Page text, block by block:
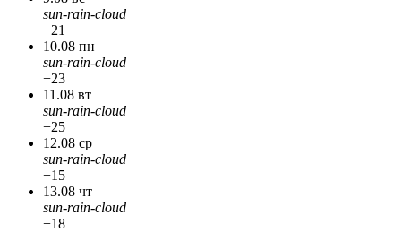
sun-rain-cloud
+21
10.08 пн
sun-rain-cloud
+23
11.08 вт
sun-rain-cloud
+25
12.08 ср
sun-rain-cloud
+15
13.08 чт
sun-rain-cloud
+18